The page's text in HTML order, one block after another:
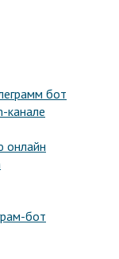
бот
канале
онлайн
бот